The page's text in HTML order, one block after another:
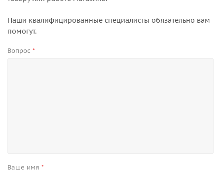
Наши квалифицированные специалисты обязательно вам
помогут.
Вопрос *
Ваше имя *